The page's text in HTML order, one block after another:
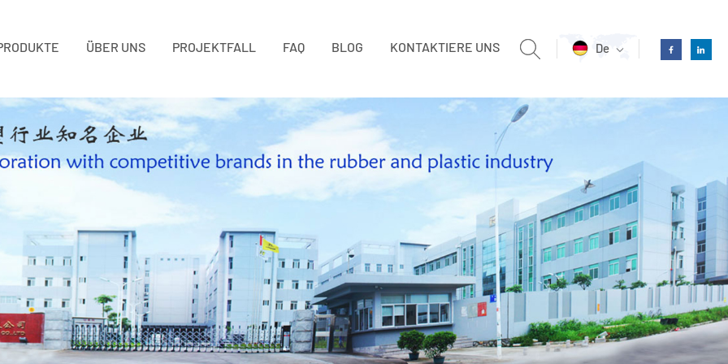
De
ÜBER UNS PROJEKTFALL FAQ BLOG KONTAKTIERE UNS